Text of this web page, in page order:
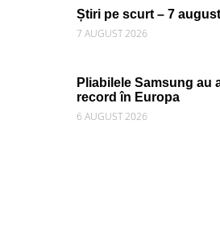
Știri pe scurt – 7
7 AUGUST 2026
Pliabilele Samsung au
record în Europa
6 AUGUST 2026